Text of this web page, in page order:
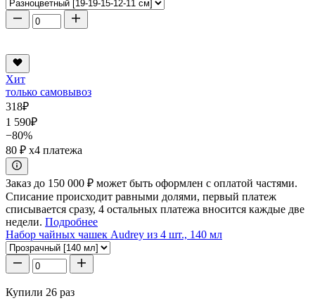
Хит
только самовывоз
318₽
1 590₽
−80%
80 ₽ x4 платежа
Заказ до 150 000 ₽ может быть оформлен с оплатой частями.
Списание происходит равными долями, первый платеж
списывается сразу, 4 остальных платежа вносится каждые две
недели. Подробнее
Набор чайных чашек Audrey из 4 шт., 140 мл
Купили 26 раз